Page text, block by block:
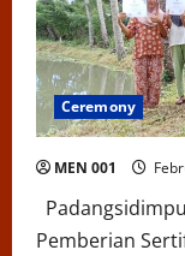
Ceremony
MEN 001
Pemberian